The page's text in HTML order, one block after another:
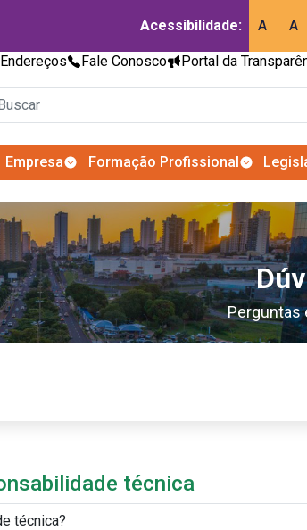
Acessibilidade: A A
Endereços Fale Conosco Portal da
Empresa Formação Profissional
Perguntas
técnica
técnica?